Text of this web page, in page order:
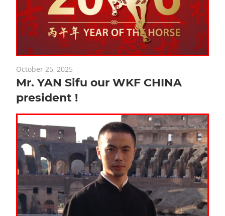
October 25, 2025
Mr. YAN Sifu our WKF CHINA
president !